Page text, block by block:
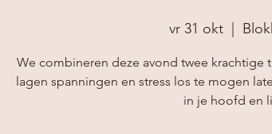
vr 31 okt
  |
We combineren deze avond twee krachtige
lagen spanningen en stress los te mogen
in je hoofd en